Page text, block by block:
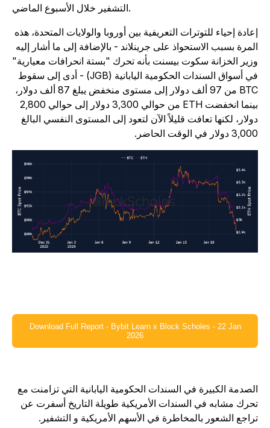
إحياء للتوترات التعريفية بين أوروبا والولايات المتحدة، هذه
بسبب الاستحواذ على جرينلاند - بالإضافة إلى ما أشار إليه
الخزانة سكوت بيسنت بأنه تحرك "بستة انحرافات معيارية"
في أسواق السندات الحكومية اليابانية (JGB) - أدى إلى سقوط
BTC من 97 ألف دولار إلى مستوى منخفض يبلغ 87 ألف دولار،
بينما انخفضت ETH من حوالي 3,300 دولار إلى حوالي 2,800
لكنها تعافت قليلاً الآن لتعود إلى المستوى النفسي البالغ
دولار في الوقت الحاضر.
Download Full Report - Bybit Learn x Block Scholes - 22 Jan
2026
الكبيرة في السندات الحكومية اليابانية التي تزامنت مع
مشابه في السندات الأمريكية طويلة التاريخ أسفرت عن
الشعور بالمخاطرة في الأسهم الأمريكية و التشفير.